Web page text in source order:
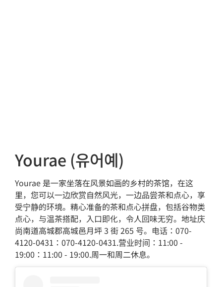
Yourae (유어예)
Yourae 是一家坐落在风景如画的乡村的茶馆，在这
里，您可以一边欣赏自然风光，一边品尝茶和点心，享
受宁静的环境。精心准备的茶和点心拼盘，包括谷物类
点心，与温茶搭配，入口即化，令人回味无穷。地址庆
尚南道高城郡高城邑月坪 3 街 265 号。电话：070-
4120-0431：070-4120-0431.营业时间：11:00 -
19:00：11:00 - 19:00.周一和周二休息。